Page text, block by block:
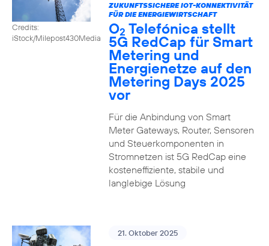
Credits:
iStock/Milepost430Media
ZUKUNFTSSICHERE IOT-KONNEKTIVITÄT
FÜR DIE ENERGIEWIRTSCHAFT
O2 Telefónica stellt
5G RedCap für Smart
Metering und
Energienetze auf den
Metering Days 2025
vor
Für die Anbindung von Smart
Meter Gateways, Router, Sensoren
und Steuerkomponenten in
Stromnetzen ist 5G RedCap eine
kosteneffiziente, stabile und
langlebige Lösung
21. Oktober 2025